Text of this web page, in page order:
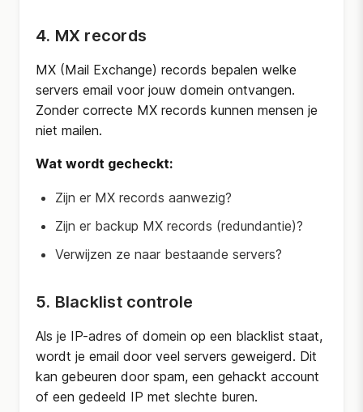
4. MX records
MX (Mail Exchange) records bepalen welke
servers email voor jouw domein ontvangen.
Zonder correcte MX records kunnen mensen je
niet mailen.
Wat wordt gecheckt:
Zijn er MX records aanwezig?
Zijn er backup MX records (redundantie)?
Verwijzen ze naar bestaande servers?
5. Blacklist controle
Als je IP-adres of domein op een blacklist staat,
wordt je email door veel servers geweigerd. Dit
kan gebeuren door spam, een gehackt account
of een gedeeld IP met slechte buren.